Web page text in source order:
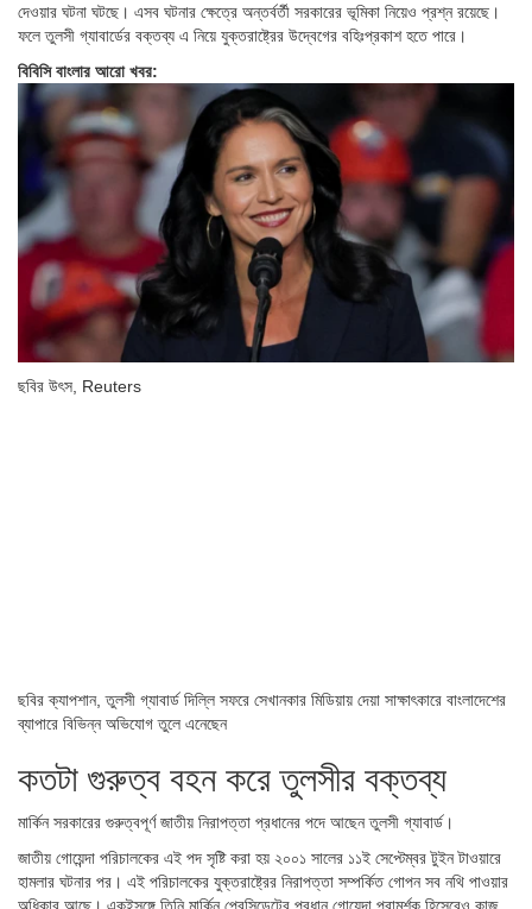
দেওয়ার ঘটনা ঘটছে। এসব ঘটনার ক্ষেত্রে অন্তর্বর্তী সরকারের ভূমিকা নিয়েও প্রশ্ন রয়েছে।
ফলে তুলসী গ্যাবার্ডের বক্তব্য এ নিয়ে যুক্তরাষ্ট্রের উদ্বেগের বহিঃপ্রকাশ হতে পারে।
বিবিসি বাংলার আরো খবর:
ছবির উৎস, Reuters
ছবির ক্যাপশান,তুলসী গ্যাবার্ড দিল্লি সফরে সেখানকার মিডিয়ায় দেয়া সাক্ষাৎকারে বাংলাদেশের
ব্যাপারে বিভিন্ন অভিযোগ তুলে এনেছেন
কতটা গুরুত্ব বহন করে তুলসীর বক্তব্য
মার্কিন সরকারের গুরুত্বপূর্ণ জাতীয় নিরাপত্তা প্রধানের পদে আছেন তুলসী গ্যাবার্ড।
জাতীয় গোয়েন্দা পরিচালকের এই পদ সৃষ্টি করা হয় ২০০১ সালের ১১ই সেপ্টেম্বর টুইন টাওয়ারে
হামলার ঘটনার পর। এই পরিচালকের যুক্তরাষ্ট্রের নিরাপত্তা সম্পর্কিত গোপন সব নথি পাওয়ার